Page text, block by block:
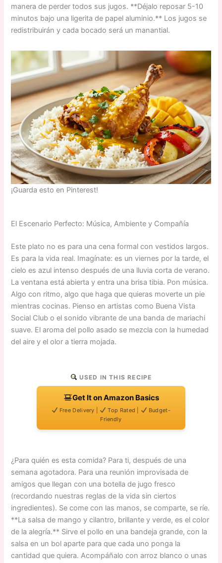
manera de perder todos sus jugos. **Déjalo reposar 5-10
minutos bajo una ligerita de papel aluminio.** Los jugos se
redistribuirán y cada bocado será un manantial.
¡Guarda esto en Pinterest!
El Escenario Perfecto: Música, Ambiente y Compañía
Este plato no es para una cena formal con vestidos largos.
Es para la vida real. Imagínate: es un viernes por la tarde, el
cielo es azul intenso después de una lluvia corta de verano.
La ventana está abierta y entra una brisa tibia. Pon música.
Algo con ritmo, algo que haga que quieras moverte un pie
mientras cocinas. Pienso en artistas como Buena Vista
Social Club o el sonido vibrante de una banda de mariachi
suave. El aroma del pollo asado se mezcla con la humedad
del aire y el olor a tierra mojada.
USED IN THIS RECIPE
Get It on Amazon Basics
Free Delivery | Top Rated |
Budget-
Friendly
¿Para quién es esta comida? Para ti, después de una
semana agotadora. Para una reunión improvisada de
amigos que llegan con una botella de jugo fresco
(recordando nuestras reglas de la vida sin ciertos
ingredientes). Se come con las manos, se comparte, se ríe.
**La salsa de mango y cilantro, brillante y verde, es el color
de la alegría.** Sirve el pollo en una bandeja grande, con la
salsa en un bol aparte para que cada uno ponga la
cantidad que quiera. Acompáñalo con arroz blanco o unas